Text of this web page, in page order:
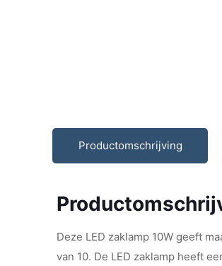
Productomschrijving
Deze LED zaklamp 10W geeft
van 10. De LED zaklamp heeft